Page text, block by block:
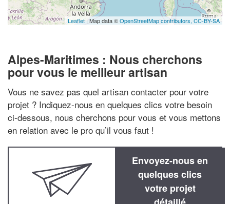
Leaflet | Map data ©OpenStreetMap contributors, CC-BY-SA
Alpes-Maritimes : Nous cherchons
pour vous le meilleur artisan
Vous ne savez pas quel artisan contacter pour votre
projet ? Indiquez-nous en quelques clics votre besoin
ci-dessous, nous cherchons pour vous et vous mettons
en relation avec le pro qu’il vous faut !
Envoyez-nous en
quelques clics
votre projet